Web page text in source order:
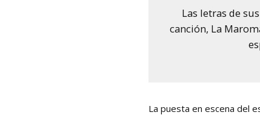
Las letras de
canción, La
La puesta en escena del